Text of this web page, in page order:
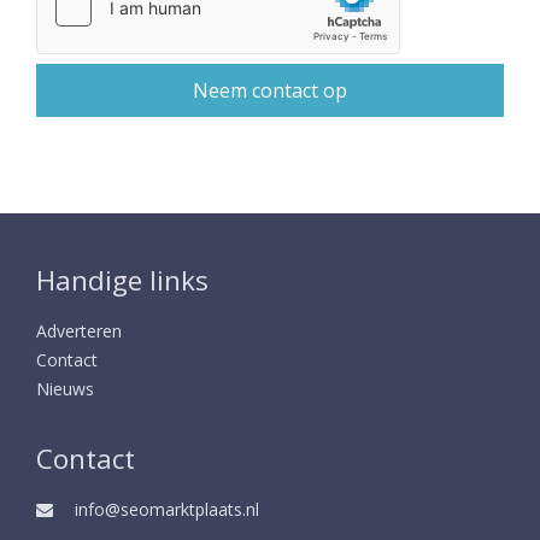
Handige links
Adverteren
Contact
Nieuws
Contact
info@seomarktplaats.nl